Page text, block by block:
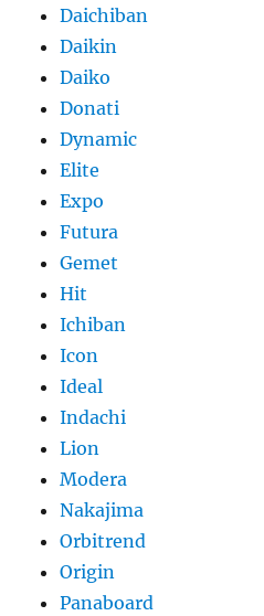
Daichiban
Daikin
Daiko
Donati
Dynamic
Elite
Expo
Futura
Gemet
Hit
Ichiban
Icon
Ideal
Indachi
Lion
Modera
Nakajima
Orbitrend
Origin
Panaboard